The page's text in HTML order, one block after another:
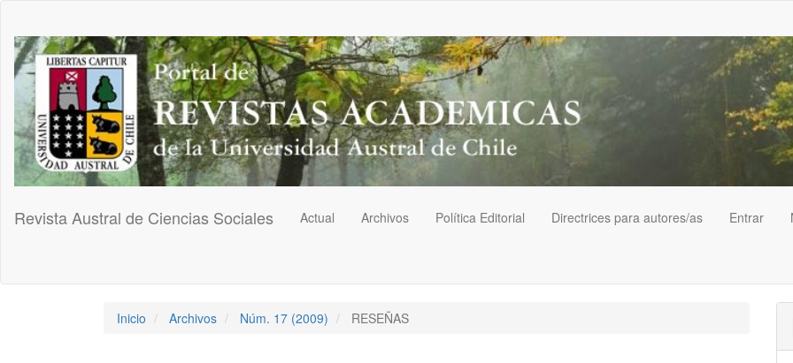
Contenido
principal
Barra
lateral
Revista Austral de Ciencias Sociales Actual Archivos Política Editorial Directrices para autores/as Entrar
Inicio Archivos Núm. 17 (2009) RESEÑAS